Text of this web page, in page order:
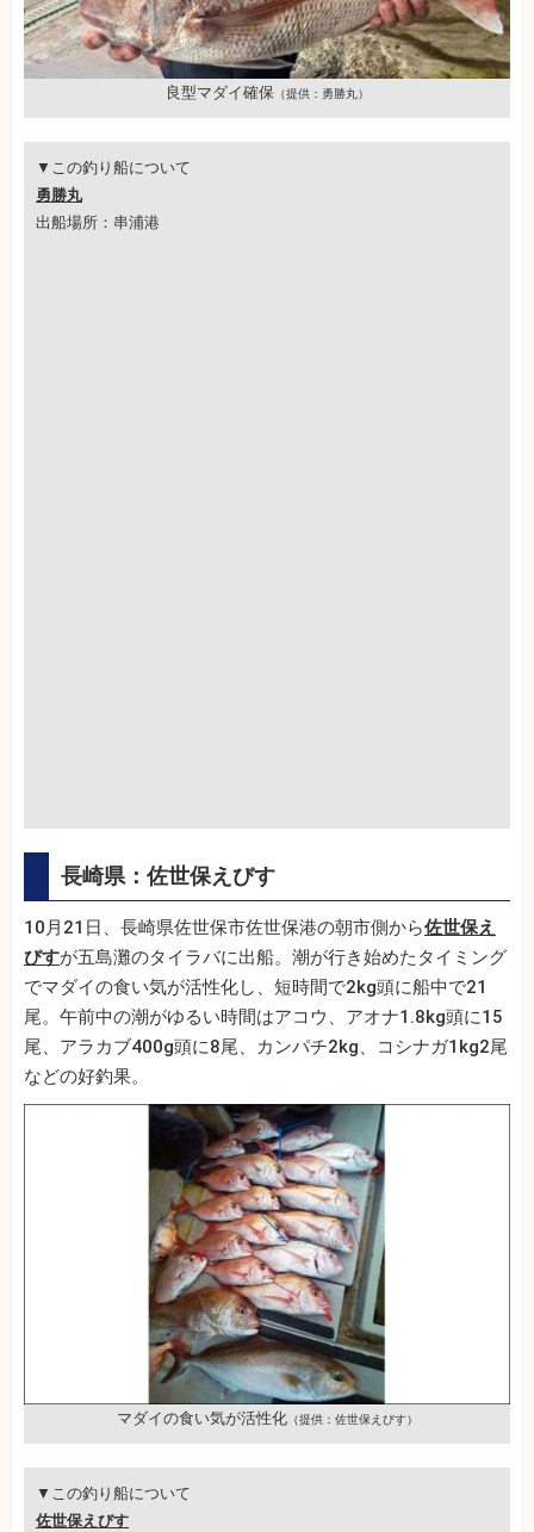
良型マダイ確保 （提供：勇勝丸）
▼この釣り船について
勇勝丸
出船場所：串浦港
長崎県：佐世保えびす
10月21日、長崎県佐世保市佐世保港の朝市側から佐世保え
びすが五島灘のタイラバに出船。潮が行き始めたタイミング
でマダイの食い気が活性化し、短時間で2kg頭に船中で21
尾。午前中の潮がゆるい時間はアコウ、アオナ1.8kg頭に15
尾、アラカブ400g頭に8尾、カンパチ2kg、コシナガ1kg2尾
などの好釣果。
マダイの食い気が活性化（提供：佐世保えびす）
▼この釣り船について
佐世保えびす